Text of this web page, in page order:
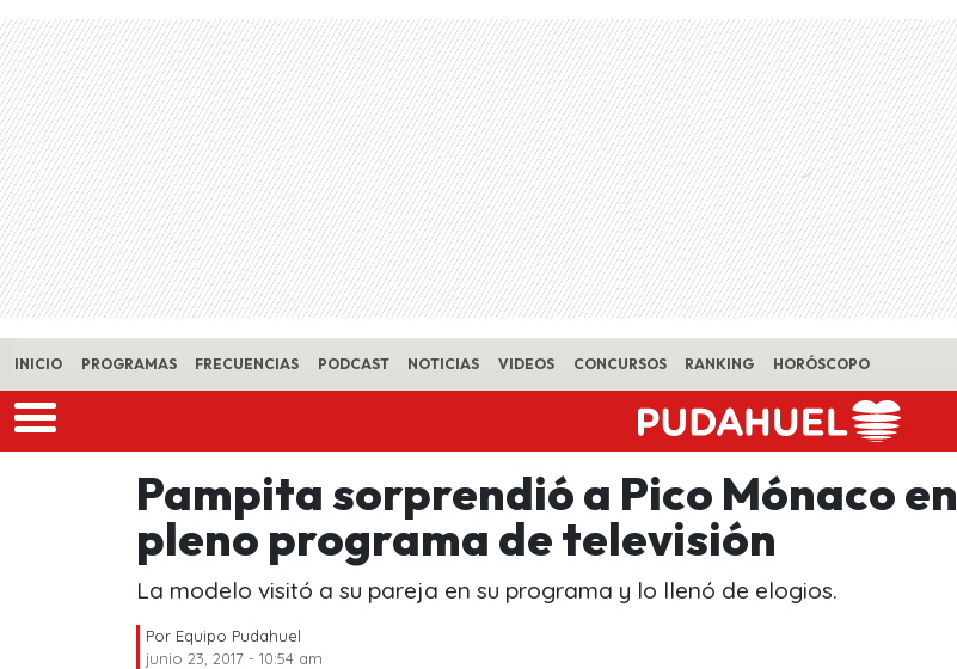
Skip to main content
INICIO PROGRAMAS FRECUENCIAS PODCAST NOTICIAS VIDEOS CONCURSOS RANKING HORÓSCOPO
Pampita sorprendió a Pico Mónaco en
pleno programa de televisión
La modelo visitó a su pareja en su programa y lo llenó de elogios.
Por Equipo Pudahuel
junio 23, 2017 - 10:54 am